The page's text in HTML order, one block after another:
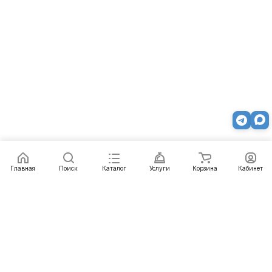
Главная Поиск Каталог Услуги Корзина Кабинет